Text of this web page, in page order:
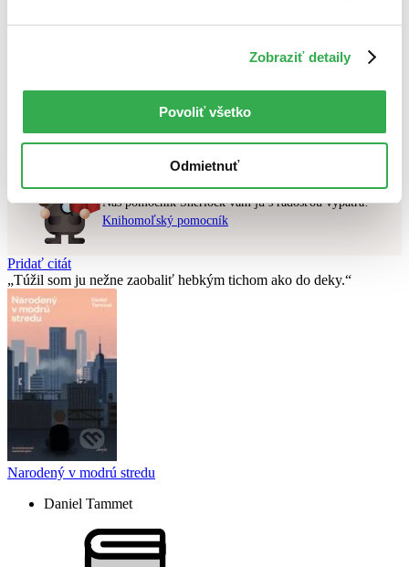
Zobraziť detaily
Povoliť všetko
Odmietnuť
Autor Bára Karpíškováv zľave
vyhovujúci zadaným podmienkam.
Skúste prosím zmeniť vyhľadávaný výraz.
Náš pomocník Sherlock vám ju s radosťou vypátra!
Knihomoľský pomocník
Pridať citát
Túžil som ju nežne zaobaliť hebkým tichom ako do deky.
Narodený v modrú stredu
Daniel Tammet